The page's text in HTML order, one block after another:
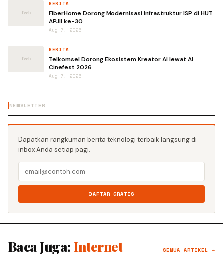
BERITA
FiberHome Dorong Modernisasi Infrastruktur ISP di HUT
APJII ke-30
Aug 7, 2026
BERITA
Telkomsel Dorong Ekosistem Kreator AI lewat AI
Cinefest 2026
Aug 7, 2026
NEWSLETTER
Dapatkan rangkuman berita teknologi terbaik langsung di
inbox Anda setiap pagi.
DAFTAR GRATIS
Baca Juga: Internet SEMUA ARTIKEL →